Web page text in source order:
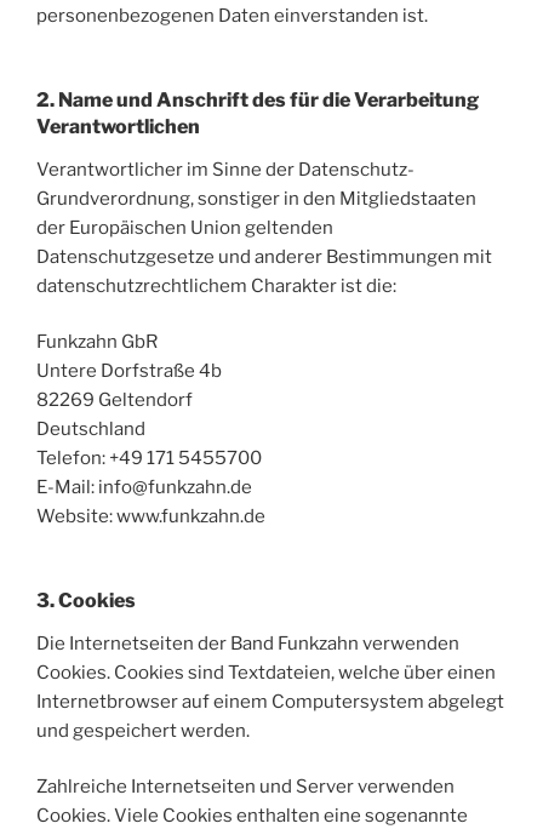
personenbezogenen Daten einverstanden ist.
2. Name und Anschrift des für die Verarbeitung
Verantwortlichen
Verantwortlicher im Sinne der Datenschutz-
Grundverordnung, sonstiger in den Mitgliedstaaten
der Europäischen Union geltenden
Datenschutzgesetze und anderer Bestimmungen mit
datenschutzrechtlichem Charakter ist die:
Funkzahn GbR
Untere Dorfstraße 4b
82269 Geltendorf
Deutschland
Telefon: +49 171 5455700
E-Mail: info@funkzahn.de
Website: www.funkzahn.de
3. Cookies
Die Internetseiten der Band Funkzahn verwenden
Cookies. Cookies sind Textdateien, welche über einen
Internetbrowser auf einem Computersystem abgelegt
und gespeichert werden.
Zahlreiche Internetseiten und Server verwenden
Cookies. Viele Cookies enthalten eine sogenannte